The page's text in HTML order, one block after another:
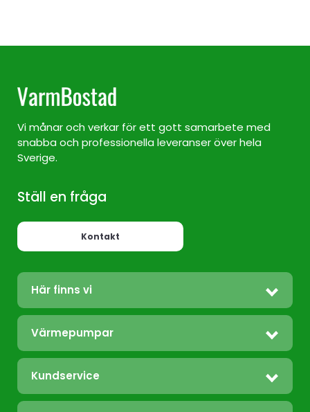
Vi månar och verkar för ett gott samarbete med
snabba och professionella leveranser över hela
Sverige.
Ställ en fråga
Kontakt
Här finns vi
Värmepump Sverige
Värmepump Stockholm
Värmepumpar
Luft/Luft
Bergvärme
Kundservice
Felanmälan